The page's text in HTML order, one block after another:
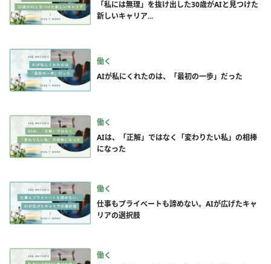
「私には無理」を抜け出した30歳がAIと見つけた
新しいキャリア...
働く
AIが私にくれたのは、「最初の一歩」だった
働く
AIは、「正解」ではなく「変わりたい私」の相棒
になった
働く
仕事もプライベートも諦めない。AIが広げたキャ
リアの選択肢
働く